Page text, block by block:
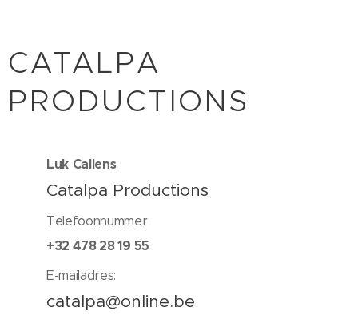
CATALPA
PRODUCTIONS
Luk Callens
Catalpa Productions
Telefoonnummer
+32 478 28 19 55
E-mailadres:
catalpa@online.be